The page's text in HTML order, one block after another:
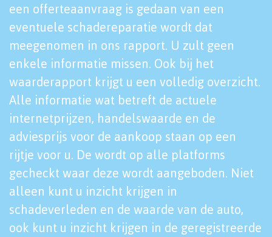
een offerteaanvraag is gedaan van een
eventuele schadereparatie wordt dat
meegenomen in ons rapport. U zult geen
enkele informatie missen. Ook bij het
waarderapport krijgt u een volledig overzicht.
Alle informatie wat betreft de actuele
internetprijzen, handelswaarde en de
adviesprijs voor de aankoop staan op een
rijtje voor u. De wordt op alle platforms
gecheckt waar deze wordt aangeboden. Niet
alleen kunt u inzicht krijgen in
schadeverleden en de waarde van de auto,
ook kunt u inzicht krijgen in de geregistreerde